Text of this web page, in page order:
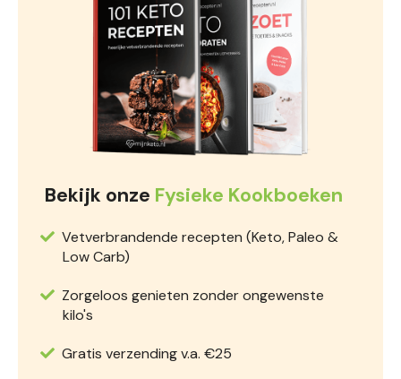
Bekijk onze Fysieke Kookboeken
Vetverbrandende recepten (Keto, Paleo &
Low Carb)
Zorgeloos genieten zonder ongewenste
kilo's
Gratis verzending v.a. €25